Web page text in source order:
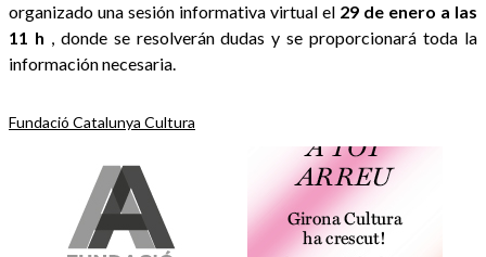
organizado una sesión informativa virtual el 29 de enero a las
11 h , donde se resolverán dudas y se proporcionará toda la
información necesaria.
Fundació Catalunya Cultura